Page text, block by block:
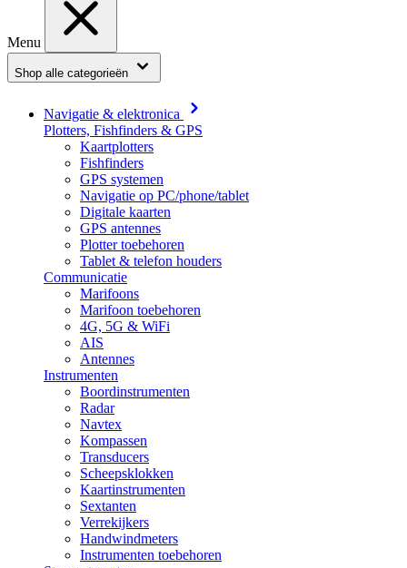
Menu
Shop alle categorieën
Navigatie & elektronica
Plotters, Fishfinders & GPS
Kaartplotters
Fishfinders
GPS systemen
Navigatie op PC/phone/tablet
Digitale kaarten
GPS antennes
Plotter toebehoren
Tablet & telefon houders
Communicatie
Marifoons
Marifoon toebehoren
4G, 5G & WiFi
AIS
Antennes
Instrumenten
Boordinstrumenten
Radar
Navtex
Kompassen
Transducers
Scheepsklokken
Kaartinstrumenten
Sextanten
Verrekijkers
Handwindmeters
Instrumenten toebehoren